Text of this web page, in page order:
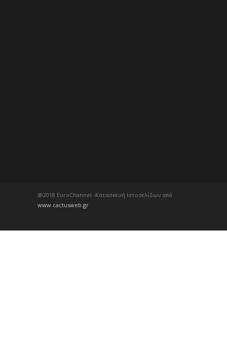
@2018 EuroChannel -Κατασκευή Ιστοσελίδων από
www.cactusweb.gr